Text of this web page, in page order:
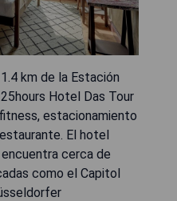
km de la Estación
Hotel Das Tour
estacionamiento
El hotel
cerca de
como el Capitol